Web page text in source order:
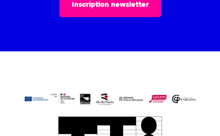
Inscription newsletter